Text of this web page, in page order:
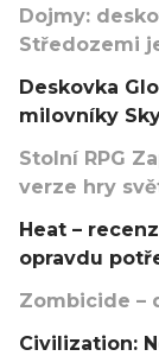
Dojmy:
Středozemi
Deskovka
milovníky
Stolní RPG
verze hry
Heat –
opravdu
Zombicide –
Civilization: